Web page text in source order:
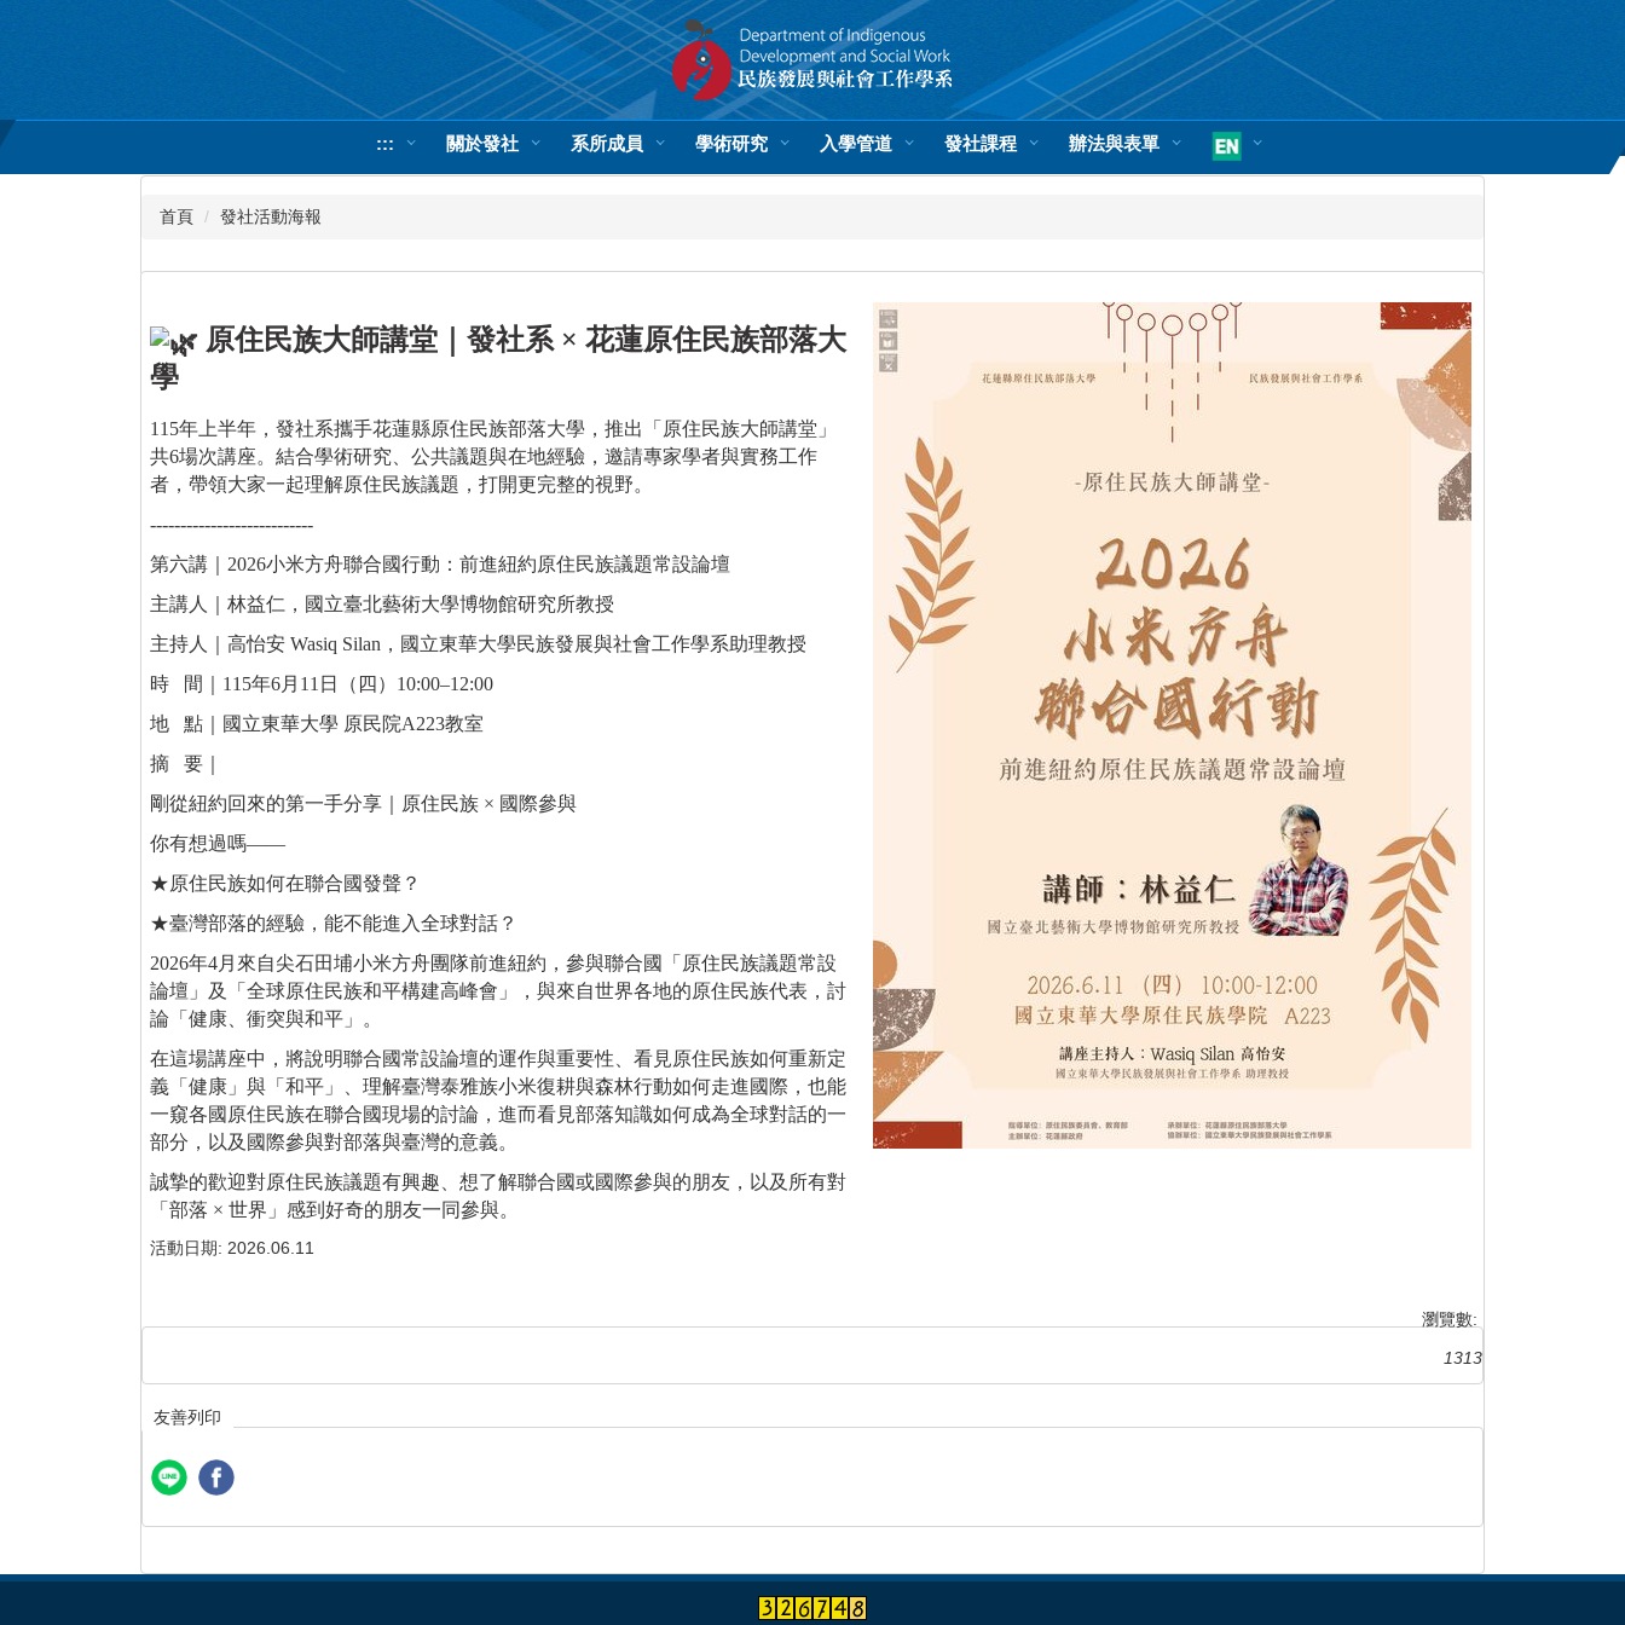
內
::: 關於發社 系所成員 學術研究 入學管道 發社課程 辦法與表單
首頁 發社活動海報
原住民族大師講堂｜發社系 × 花蓮原住民族部落大
學
115年上半年，發社系攜手花蓮縣原住民族部落大學，推出「原住民族大師講堂」
共6場次講座。結合學術研究、公共議題與在地經驗，邀請專家學者與實務工作
者，帶領大家一起理解原住民族議題，打開更完整的視野。
---------------------------
第六講｜2026小米方舟聯合國行動：前進紐約原住民族議題常設論壇
主講人｜林益仁，國立臺北藝術大學博物館研究所教授
主持人｜高怡安 Wasiq Silan，國立東華大學民族發展與社會工作學系助理教授
時 間｜115年6月11日（四）10:00–12:00
地 點｜國立東華大學 原民院A223教室
摘 要｜
剛從紐約回來的第一手分享｜原住民族 × 國際參與
你有想過嗎——
★原住民族如何在聯合國發聲？
★臺灣部落的經驗，能不能進入全球對話？
2026年4月來自尖石田埔小米方舟團隊前進紐約，參與聯合國「原住民族議題常設
論壇」及「全球原住民族和平構建高峰會」，與來自世界各地的原住民族代表，討
論「健康、衝突與和平」。
在這場講座中，將說明聯合國常設論壇的運作與重要性、看見原住民族如何重新定
義「健康」與「和平」、理解臺灣泰雅族小米復耕與森林行動如何走進國際，也能
一窺各國原住民族在聯合國現場的討論，進而看見部落知識如何成為全球對話的一
部分，以及國際參與對部落與臺灣的意義。
誠摯的歡迎對原住民族議題有興趣、想了解聯合國或國際參與的朋友，以及所有對
「部落 × 世界」感到好奇的朋友一同參與。
活動日期: 2026.06.11
瀏覽數:
1313
友善列印